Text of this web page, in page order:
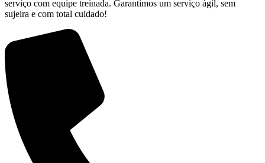
serviço com equipe treinada. Garantimos um serviço ágil, sem
sujeira e com total cuidado!